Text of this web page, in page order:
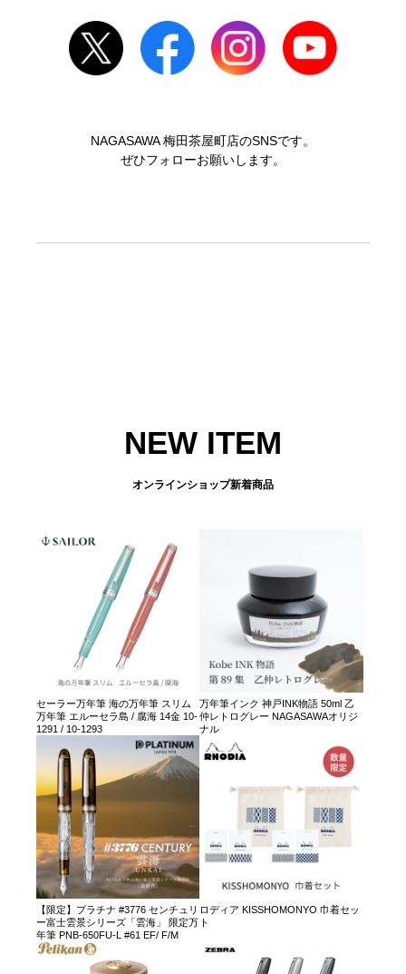
NAGASAWA 梅田茶屋町店のSNSです。
ぜひフォローお願いします。
NEW ITEM
オンラインショップ新着商品
セーラー万年筆 海の万年筆 スリム
万年筆 エルーセラ島 / 腐海 14金 10-
1291 / 10-1293
万年筆インク 神戸INK物語 50ml 乙
仲レトログレー NAGASAWAオリジ
ナル
【限定】プラチナ #3776 センチュリ
ー富士雲景シリーズ「雲海」 限定万
年筆 PNB-650FU-L #61 EF/ F/M
ロディア KISSHOMONYO 巾着セッ
ト